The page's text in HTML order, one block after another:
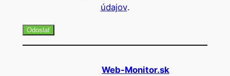
údajov.
Odoslať
Web-Monitor.sk